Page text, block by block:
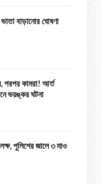
বাড়ানোর ঘোষণা
পরপর কামরা! আর্ত
ভয়ঙ্কর ঘটনা
পুলিশের জালে ৩ মাও